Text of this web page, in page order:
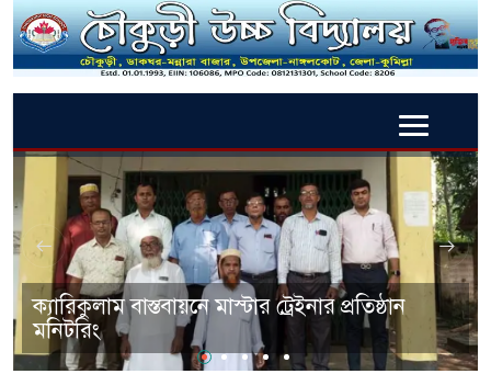
ক্যারিকুলাম বাস্তবায়নে মাস্টার ট্রেইনার প্রতিষ্ঠান
মনিটরিং